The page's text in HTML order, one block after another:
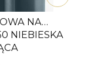
NA
NIEBIESKA